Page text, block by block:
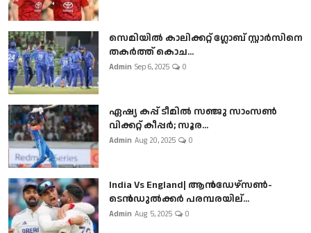
സെമിയിൽ കാലിക്കറ്റ് ഗ്ലോബ് സ്റ്റാർസിനെ
തകർത്ത് കൊച...
Admin Sep 6, 2025 0
ഏഷ്യ കപ്പ് ടീമിൽ സഞ്ജു സാംസൺ
വിക്കറ്റ് കീപ്പർ; സൂര...
Admin Aug 20, 2025 0
India Vs England| ആൻഡേഴ്സൺ-
ടെൻഡുല്‍ക്കർ പരമ്പരയില്...
Admin Aug 5, 2025 0